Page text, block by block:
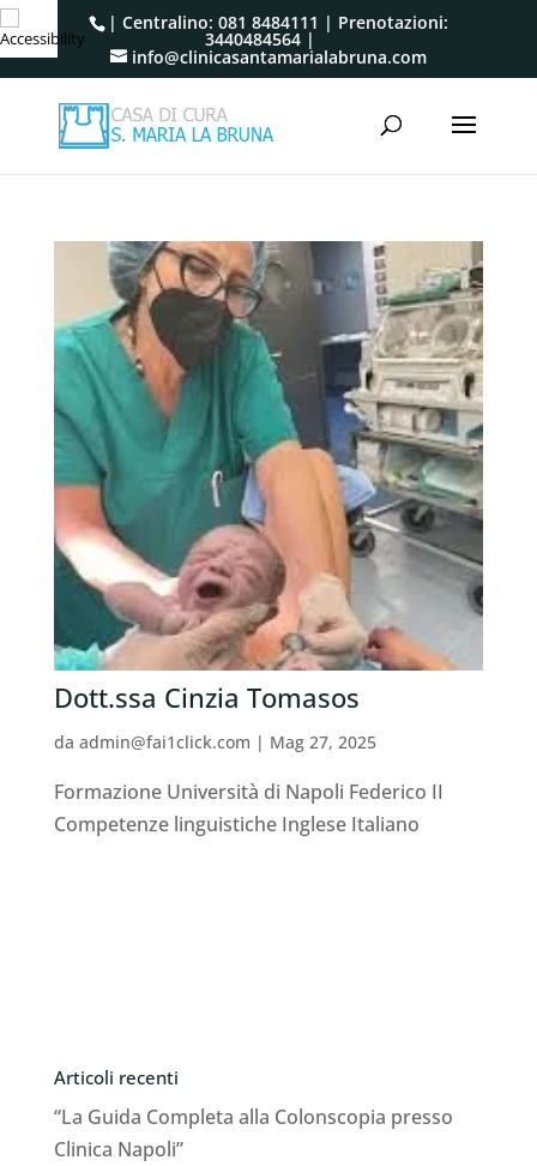
| Centralino: 081 8484111 | Prenotazioni:
3440484564 |
info@clinicasantamarialabruna.com
Dott.ssa Cinzia Tomasos ⁠
da admin@fai1click.com | Mag 27, 2025
Formazione Università di Napoli Federico II
Competenze linguistiche Inglese Italiano
Articoli recenti
“La Guida Completa alla Colonscopia presso
Clinica Napoli”